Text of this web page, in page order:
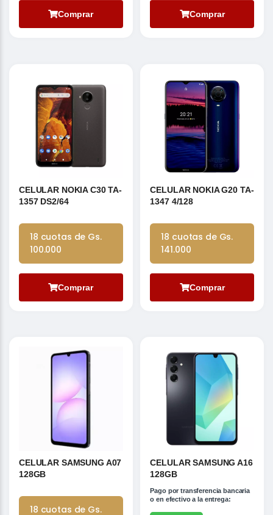
Comprar Comprar
CELULAR NOKIA C30 TA-
1357 DS2/64
18 cuotas de Gs.
100.000
Comprar
CELULAR NOKIA G20 TA-
1347 4/128
18 cuotas de Gs.
141.000
Comprar
CELULAR SAMSUNG A07
128GB
18 cuotas de Gs.
CELULAR SAMSUNG A16
128GB
Pago por transferencia bancaria
o en efectivo a la entrega: